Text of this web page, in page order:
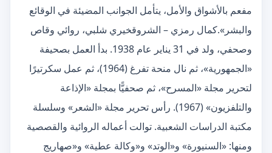
مفعم بالأشواق والأمل، يتأمل الجوانب المضيئة في الوقائع
والبشر».كمال رمزي – الشروقخيري شلبي، روائي وقاص
وصحفي، ولد في 31 يناير عام 1938. بدأ العمل بصحيفة
«الجمهورية»، ثم نال منحة تفرغ (1964)، ثم عمل سكرتيرًا
لتحرير مجلة «المسرح»، ثم صحفيًّا بمجلة «الإذاعة
والتلفزيون» (1967). رأس تحرير مجلة «الشعر» وسلسلة
مكتبة الدراسات الشعبية. توالت أعماله الروائية والقصصية
ومنها: «السنيورة» و«الوتد» و«وكالة عطية» و«صهاريج